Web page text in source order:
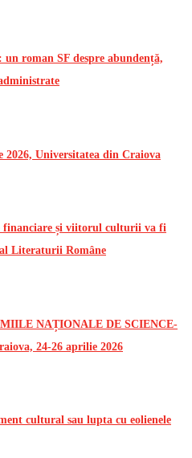
roman SF despre abundență,
2026, Universitatea din Craiova
financiare și viitorul culturii va fi
Literaturii Române
NAȚIONALE DE SCIENCE-
24-26 aprilie 2026
cultural sau lupta cu eolienele